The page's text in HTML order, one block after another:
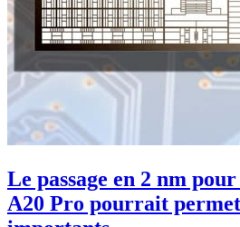
Le passage en 2 nm
A20 Pro pourrait